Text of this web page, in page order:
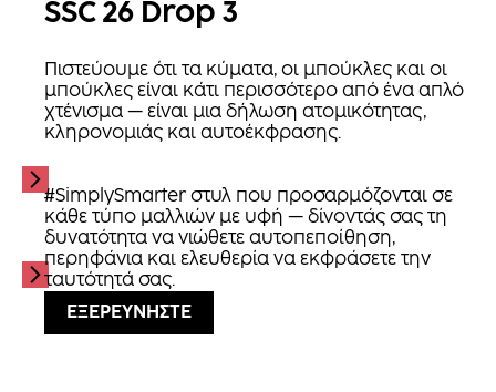
SSC 26 Drop 3
Πιστεύουμε ότι τα κύματα, οι μπούκλες και οι
μπούκλες είναι κάτι περισσότερο από ένα απλό
χτένισμα — είναι μια δήλωση ατομικότητας,
κληρονομιάς και αυτοέκφρασης.
#SimplySmarter στυλ που προσαρμόζονται σε
κάθε τύπο μαλλιών με υφή — δίνοντάς σας τη
δυνατότητα να νιώθετε αυτοπεποίθηση,
περηφάνια και ελευθερία να εκφράσετε την
ταυτότητά σας.
ΕΞΕΡΕΥΝΗΣΤΕ